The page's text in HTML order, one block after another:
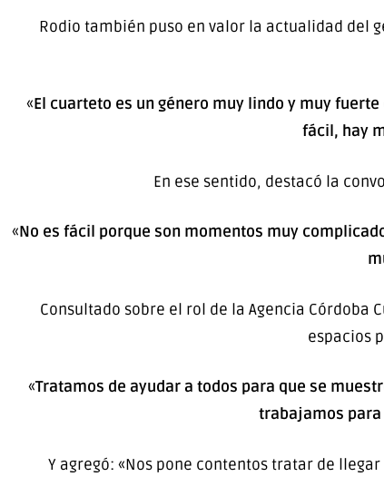
Rodio también puso en valor la actualidad del
«El cuarteto es un género muy lindo y muy
fácil, hay
En ese sentido, destacó la
«No es fácil porque son momentos muy
Consultado sobre el rol de la Agencia
espacios
«Tratamos de ayudar a todos para que se
trabajamos
Y agregó: «Nos pone contentos tratar de